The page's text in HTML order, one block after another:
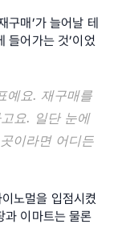
구매’가 늘어날 테
들어가는 것’이었
예요. 재구매를
요. 일단 눈에
이라면 어디든
노멀을 입점시켰
이마트는 물론